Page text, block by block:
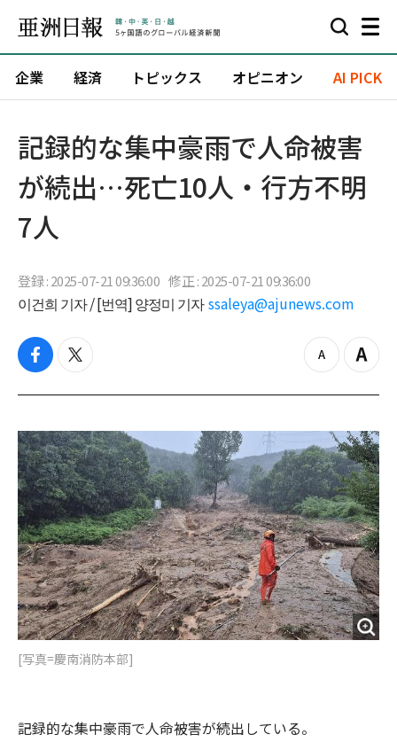
企業 経済 トピックス オピニオン AI PICK
記録的な集中豪雨で人命被害
が続出…死亡10人・行方不明
7人
登録 : 2025-07-21 09:36:00 修正 : 2025-07-21 09:36:00
이건희 기자 / [번역] 양정미 기자 ssaleya@ajunews.com
f
c
b
o
o
k
t
i
t
e
r
z
o
o
u
t
Z
o
i
n
[写真=慶南消防本部]
記録的な集中豪雨で人命被害が続出している。